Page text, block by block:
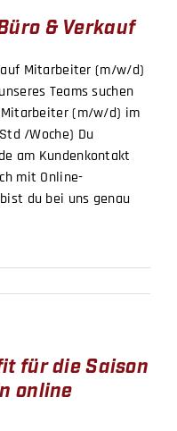
& Verkauf
Mitarbeiter (m/w/d)
Teams suchen
(m/w/d) im
/Woche) Du
am Kundenkontakt
mit Online-
du bei uns genau
für die Saison
online